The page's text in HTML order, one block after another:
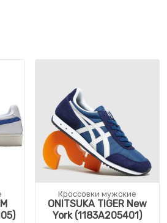
Кроссовки мужские
ONITSUKA TIGER New
York (1183A205401)